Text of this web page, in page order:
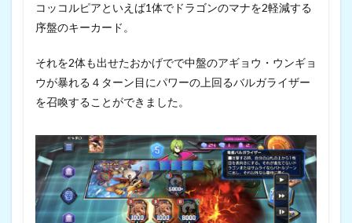
コッコルピアといえば1体でドラゴンのマナを2軽減する
序盤のキーカード。
それを2体も出せたおかげでで中盤のアギョウ・ウンギョ
ウが暴れる４ターン目にパワーの上回るバルガライザー
を召喚することができました。